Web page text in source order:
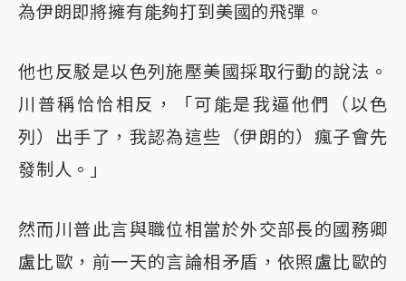
為伊朗即將擁有能夠打到美國的飛彈。
他也反駁是以色列施壓美國採取行動的說法。
川普稱恰恰相反，「可能是我逼他們（以色
列）出手了，我認為這些（伊朗的）瘋子會先
發制人。」
然而川普此言與職位相當於外交部長的國務卿
盧比歐，前一天的言論相矛盾，依照盧比歐的